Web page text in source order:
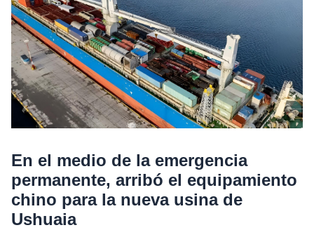
En el medio de la emergencia
permanente, arribó el equipamiento
chino para la nueva usina de
Ushuaia